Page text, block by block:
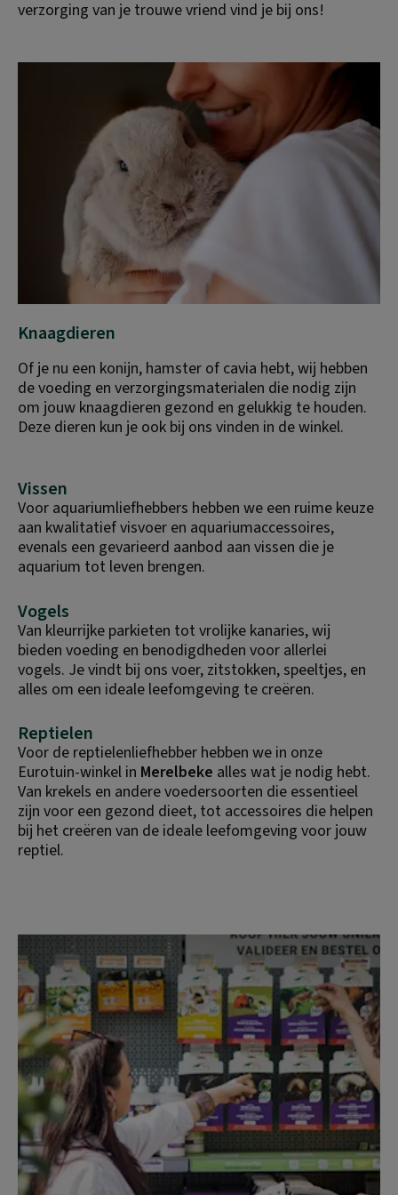
verzorging van je trouwe vriend vind je bij ons!
Knaagdieren
Of je nu een konijn, hamster of cavia hebt, wij hebben
de voeding en verzorgingsmaterialen die nodig zijn
om jouw knaagdieren gezond en gelukkig te houden.
Deze dieren kun je ook bij ons vinden in de winkel.
Vissen
Voor aquariumliefhebbers hebben we een ruime keuze
aan kwalitatief visvoer en aquariumaccessoires,
evenals een gevarieerd aanbod aan vissen die je
aquarium tot leven brengen.
Vogels
Van kleurrijke parkieten tot vrolijke kanaries, wij
bieden voeding en benodigdheden voor allerlei
vogels. Je vindt bij ons voer, zitstokken, speeltjes, en
alles om een ideale leefomgeving te creëren.
Reptielen
Voor de reptielenliefhebber hebben we in onze
Eurotuin-winkel in Merelbeke alles wat je nodig hebt.
Van krekels en andere voedersoorten die essentieel
zijn voor een gezond dieet, tot accessoires die helpen
bij het creëren van de ideale leefomgeving voor jouw
reptiel.